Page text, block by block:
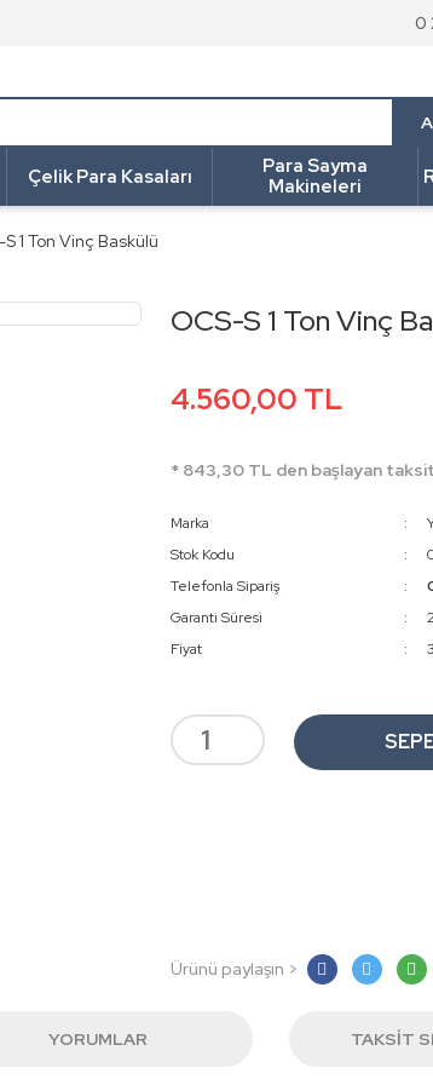
0
Çelik Para Kasaları
Para Sayma
Makineleri
1 Ton Vinç Baskülü
OCS-S 1 Ton Vinç
4.560,00 TL
* 843,30 TL den başlayan
Marka
Stok Kodu
Telefonla Sipariş
Garanti Süresi
Fiyat
Ürünü paylaşın >
YORUMLAR TAKSIT